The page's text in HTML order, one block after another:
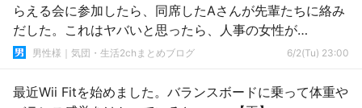
らえる会に参加したら、同席したAさんが先輩たちに絡み
だした。これはヤバいと思ったら、人事の女性が
intervened.
男性様｜気団・生活2chまとめブログ 6/2(Tu) 23:00
最近Wii Fitを始めました。バランスボードに乗って体重や